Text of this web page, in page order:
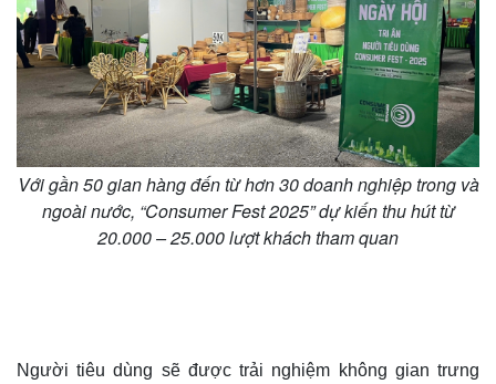
Với gần 50 gian hàng đến từ hơn 30 doanh nghiệp trong và
ngoài nước, “Consumer Fest 2025” dự kiến thu hút từ
20.000 – 25.000 lượt khách tham quan
Người tiêu dùng sẽ được trải nghiệm không gian trưng